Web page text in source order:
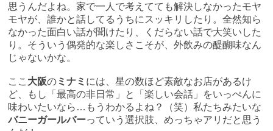
思うんだよね。家で一人で考えてても解決しなかったモヤ
モヤが、誰かと話してるうちにスッキリしたり。全然知ら
なかった面白い話が聞けたり、くだらない話で大笑いした
り。そういう偶発的な楽しさこそが、外飲みの醍醐味なん
じゃないかな。
ここ 大阪のミナミ には、星の数ほど素敵なお店があるけ
ど、もし「最高の非日常」と「楽しい会話」をいっぺんに
味わいたいなら…もうわかるよね？（笑）私たちみたいな
バニーガールバーっていう選択肢、めっちゃアリだと思う